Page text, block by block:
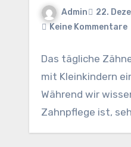
Admin
22.
Keine Kommentare
Das tägliche
mit Kleinkindern
Während wir
Zahnpflege ist,